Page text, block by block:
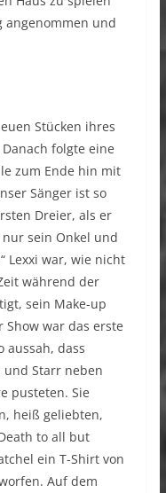
angenommen und
Stücken ihres
folgte eine
zum Ende hin mit
Sänger ist so
Dreier, als er
nur sein Onkel und
Lexxi war, wie nicht
während der
sein Make-up
war das erste
aussah, dass
und Starr neben
pusteten. Sie
heiß geliebten,
to all but
ein T-Shirt von
Auf dem